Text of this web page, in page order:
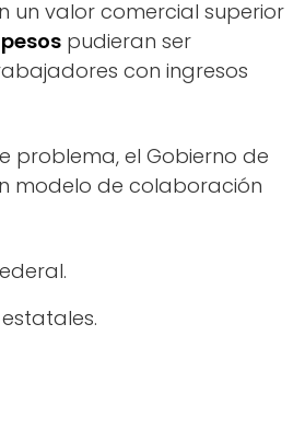
un valor comercial superior
pudieran ser
con ingresos
problema, el Gobierno de
modelo de colaboración